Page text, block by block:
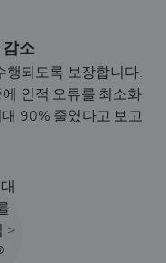
소
행되도록 보장합니다.
인적 오류를 최소화
90% 줄였다고 보고